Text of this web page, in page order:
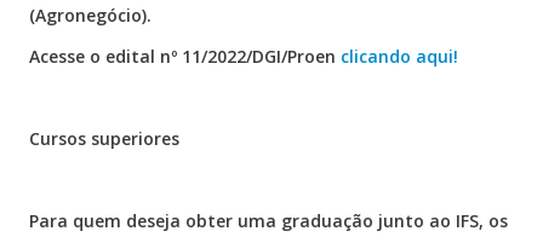
(Agronegócio).
Acesse o edital nº 11/2022/DGI/Proen clicando aqui!
Cursos superiores
Para quem deseja obter uma graduação junto ao IFS, os